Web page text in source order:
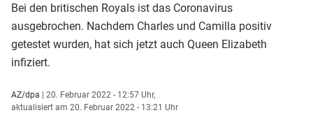
Bei den britischen Royals ist das Coronavirus
ausgebrochen. Nachdem Charles und Camilla positiv
getestet wurden, hat sich jetzt auch Queen Elizabeth
infiziert.
AZ/dpa | 20. Februar 2022 - 12:57 Uhr,
aktualisiert am 20. Februar 2022 - 13:21 Uhr